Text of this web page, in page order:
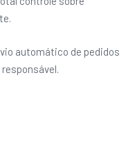
automático de pedidos